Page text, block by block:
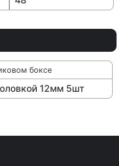
боксе
12мм 5шт